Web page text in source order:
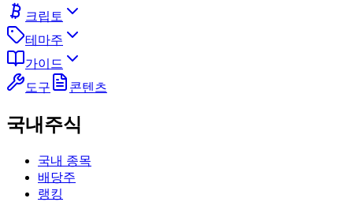
크립토
테마주
가이드
도구
콘텐츠
국내주식
국내 종목
배당주
랭킹